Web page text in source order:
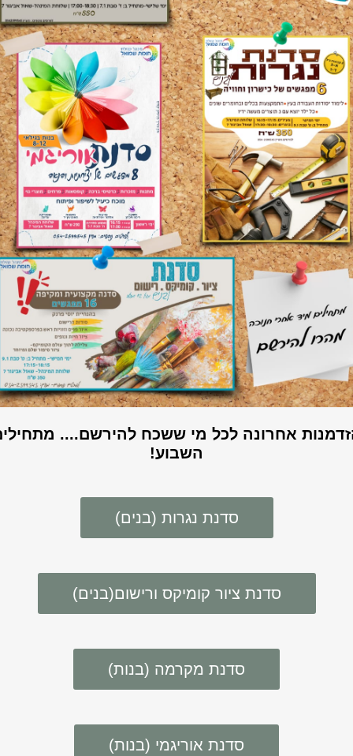
אחרונה לכל מי ששכח להירשם....
השבוע!
סדנת נגרות (בנים)
סדנת ציור קומיקס ורישום(בנים)
סדנת מקרמה (בנות)
סדנת אוריגמי (בנות)